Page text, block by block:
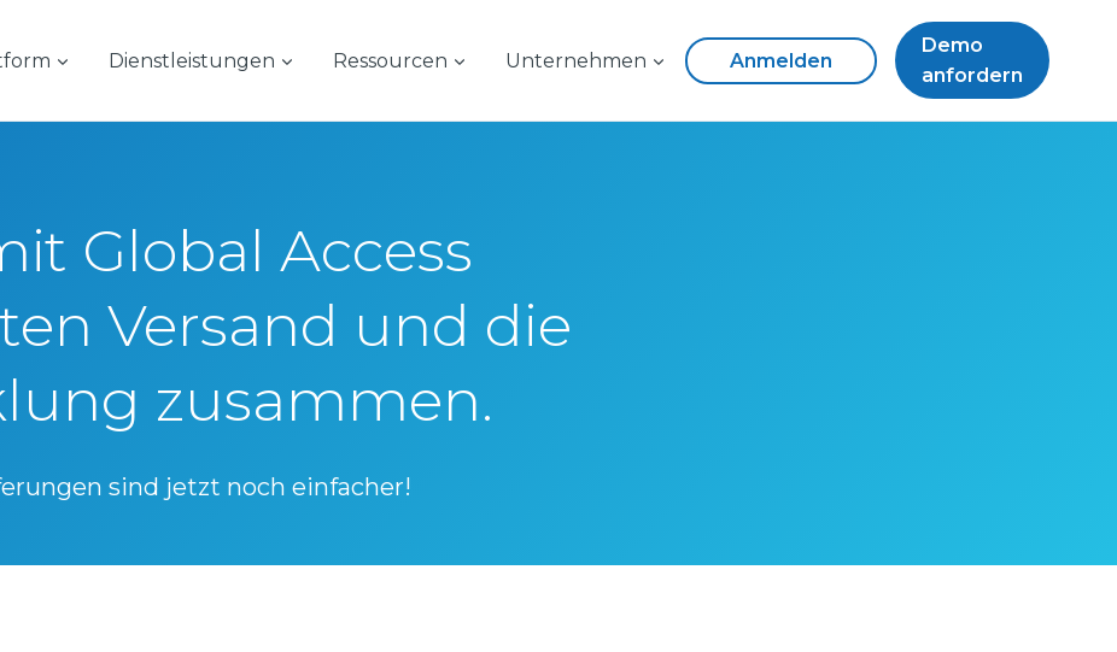
Dienstleistungen Ressourcen Unternehmen Anmelden
Demo
anfordern
Global Access
Versand und die
zusammen.
sind jetzt noch einfacher!